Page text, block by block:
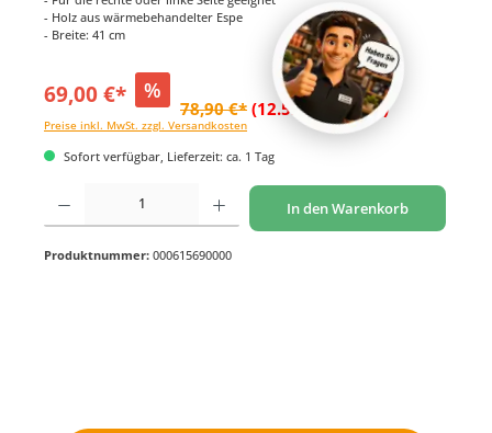
- Holz aus wärmebehandelter Espe
- Breite: 41 cm
69,00 €* %
78,90 €* (12.55% gespart)
Preise inkl. MwSt. zzgl. Versandkosten
Sofort verfügbar, Lieferzeit: ca. 1 Tag
Produkt Anzahl: Gib den gewünschten Wert ein oder benutze die Schaltflächen um
In den Warenkorb
Produktnummer: 000615690000